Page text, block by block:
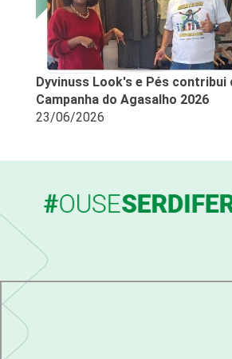
Dyvinuss Look's e Pés contribui
Campanha do Agasalho 2026
23/06/2026